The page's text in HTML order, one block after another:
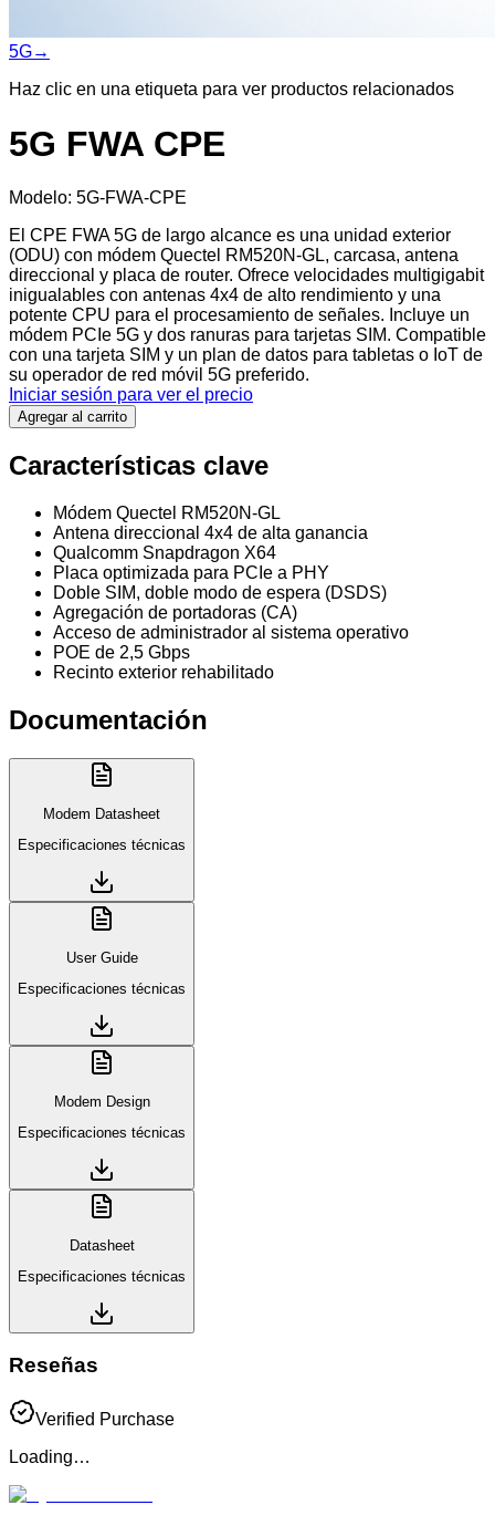
5G→
Haz clic en una etiqueta para ver productos relacionados
5G FWA CPE
Modelo: 5G-FWA-CPE
El CPE FWA 5G de largo alcance es una unidad exterior
(ODU) con módem Quectel RM520N-GL, carcasa, antena
direccional y placa de router. Ofrece velocidades multigigabit
inigualables con antenas 4x4 de alto rendimiento y una
potente CPU para el procesamiento de señales. Incluye un
módem PCIe 5G y dos ranuras para tarjetas SIM. Compatible
con una tarjeta SIM y un plan de datos para tabletas o IoT de
su operador de red móvil 5G preferido.
Iniciar sesión para ver el precio
Agregar al carrito
Características clave
Módem Quectel RM520N-GL
Antena direccional 4x4 de alta ganancia
Qualcomm Snapdragon X64
Placa optimizada para PCIe a PHY
Doble SIM, doble modo de espera (DSDS)
Agregación de portadoras (CA)
Acceso de administrador al sistema operativo
POE de 2,5 Gbps
Recinto exterior rehabilitado
Documentación
Modem Datasheet
Especificaciones técnicas
User Guide
Especificaciones técnicas
Modem Design
Especificaciones técnicas
Datasheet
Especificaciones técnicas
Reseñas
Verified Purchase
Loading…